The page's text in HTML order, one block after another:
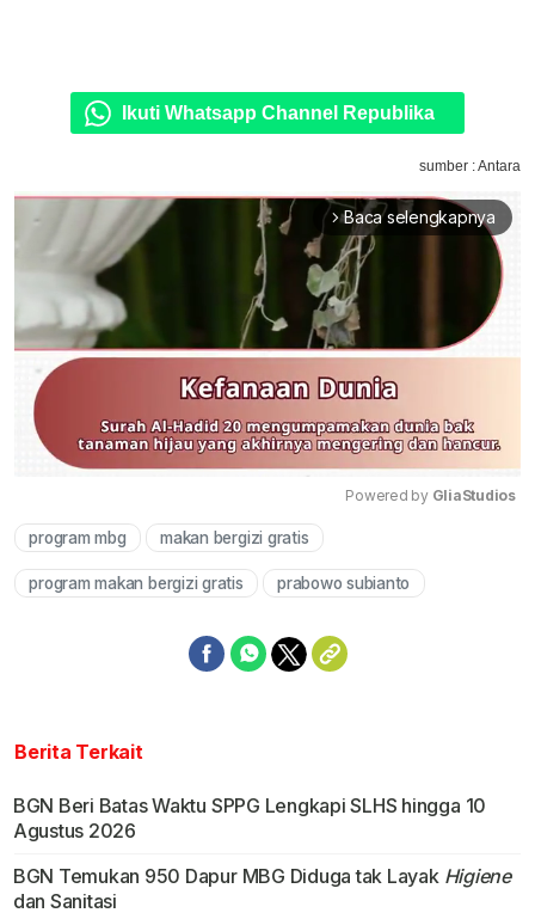
Ikuti Whatsapp Channel Republika
sumber : Antara
arrow_forward_ios Baca selengkapnya
Powered by GliaStudios
program mbg makan bergizi gratis
program makan bergizi gratis prabowo subianto
Berita Terkait
BGN Beri Batas Waktu SPPG Lengkapi SLHS hingga 10
Agustus 2026
BGN Temukan 950 Dapur MBG Diduga tak Layak Higiene
dan Sanitasi